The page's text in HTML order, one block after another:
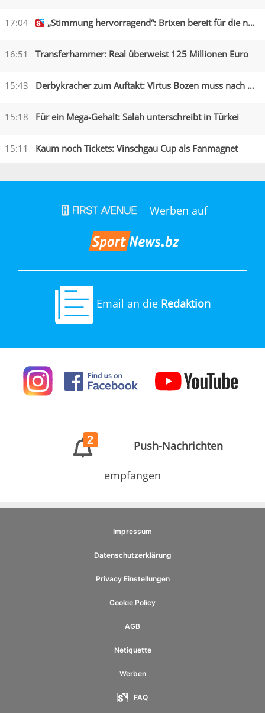
17:04 „Stimmung hervorragend“: Brixen bereit für die neue Saison
16:51 Transferhammer: Real überweist 125 Millionen Euro
15:43 Derbykracher zum Auftakt: Virtus Bozen muss nach Obermais
15:18 Für ein Mega-Gehalt: Salah unterschreibt in Türkei
15:11 Kaum noch Tickets: Vinschgau Cup als Fanmagnet
Werben auf
Email an die Redaktion
2 Push-Nachrichten
empfangen
Impressum
Datenschutzerklärung
Privacy Einstellungen
Cookie Policy
AGB
Netiquette
Werben
FAQ